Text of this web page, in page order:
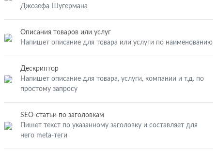
Джозефа Шугермана
Описания товаров или услуг
Напишет описание для товара или услуги по наименованию
Дескриптор
Напишет описание для товара, услуги, компании и т.д. по
простому запросу
SEO-статьи по заголовкам
Пишет текст по указанному заголовку и составляет для
него meta-теги